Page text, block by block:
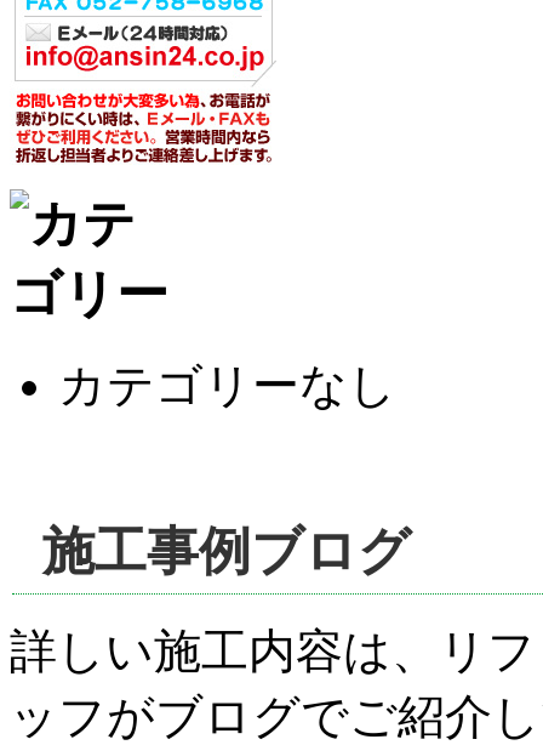
カテゴリーなし
施工事例ブログ
詳しい施工内容は、リ
ッフがブログでご紹介